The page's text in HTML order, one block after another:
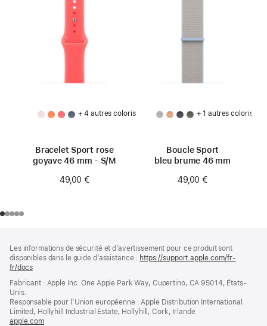
+ 4 autres coloris
Bracelet Sport rose
goyave 46 mm - S/M
49,00 €
+ 1 autres coloris
Boucle Sport
bleu brume 46 mm
49,00 €
de
page
de
bas
page
Les informations de sécurité et d’avertissement pour ce produit sont
disponibles dans le guide d’assistance : https://support.apple.com/fr-
fr/docs
une
fenêtre)
Fabricant : Apple Inc. One Apple Park Way, Cupertino, CA 95014, États-
Unis.
Responsable pour l’Union européenne : Apple Distribution International
Limited, Hollyhill Industrial Estate, Hollyhill, Cork, Irlande
apple.com(s’ouvre